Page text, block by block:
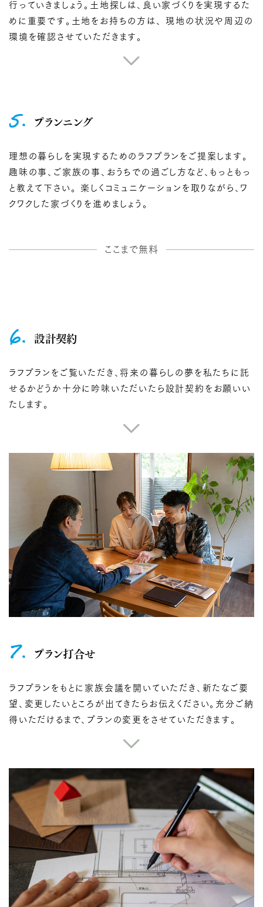
行っていきましょう。土地探しは、良い家づくりを実現するた
めに重要です。土地をお持ちの方は、 現地の状況や周辺の
環境を確認させていただきます。
5. プランニング
理想の暮らしを実現するためのラフプランをご提案します。
趣味の事、ご家族の事、おうちでの過ごし方など、もっともっ
と教えて下さい。 楽しくコミュニケーションを取りながら、ワ
クワクした家づくりを進めましょう。
ここまで無料
6. 設計契約
ラフプランをご覧いただき、将来の暮らしの夢を私たちに託
せるかどうか十分に吟味いただいたら設計契約をお願いい
たします。
7. プラン打合せ
ラフプランをもとに家族会議を開いていただき、新たなご要
望、変更したいところが出てきたらお伝えください。充分ご納
得いただけるまで、プランの変更をさせていただきます。